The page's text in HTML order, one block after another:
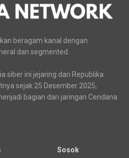
beragam kanal dengan
dan segmented.
siber ini jejaring dari Republika
sejak 25 Desember 2025,
bagian dari jaringan Cendana
Sosok